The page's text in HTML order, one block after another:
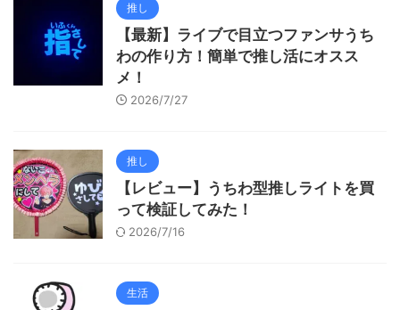
推し
【最新】ライブで目立つファンサうち
わの作り方！簡単で推し活にオスス
メ！
2026/7/27
推し
【レビュー】うちわ型推しライトを買
って検証してみた！
2026/7/16
生活